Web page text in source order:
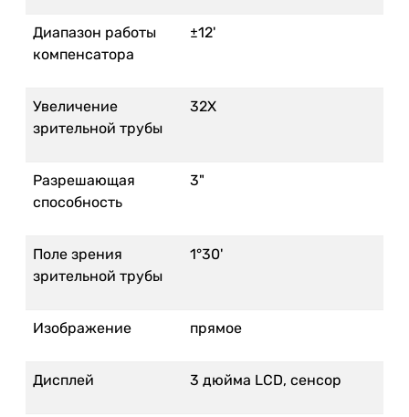
Диапазон работы
компенсатора
±12'
Увеличение
зрительной трубы
32X
Разрешающая
способность
3"
Поле зрения
зрительной трубы
1°30'
Изображение прямое
Дисплей 3 дюйма LCD, сенсор